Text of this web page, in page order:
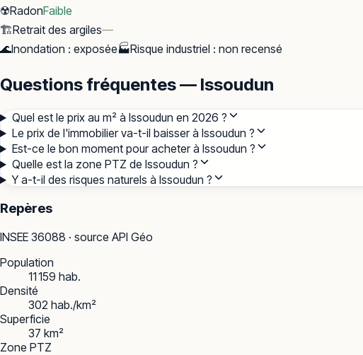
☢️RadonFaible
🏗️Retrait des argiles—
🌊Inondation : exposée🏭Risque industriel : non recensé
Questions fréquentes — Issoudun
Quel est le prix au m² à Issoudun en 2026 ?
Le prix de l'immobilier va-t-il baisser à Issoudun ?
Est-ce le bon moment pour acheter à Issoudun ?
Quelle est la zone PTZ de Issoudun ?
Y a-t-il des risques naturels à Issoudun ?
Repères
INSEE 36088 · source API Géo
Population
11 159 hab.
Densité
302 hab./km²
Superficie
37 km²
Zone PTZ